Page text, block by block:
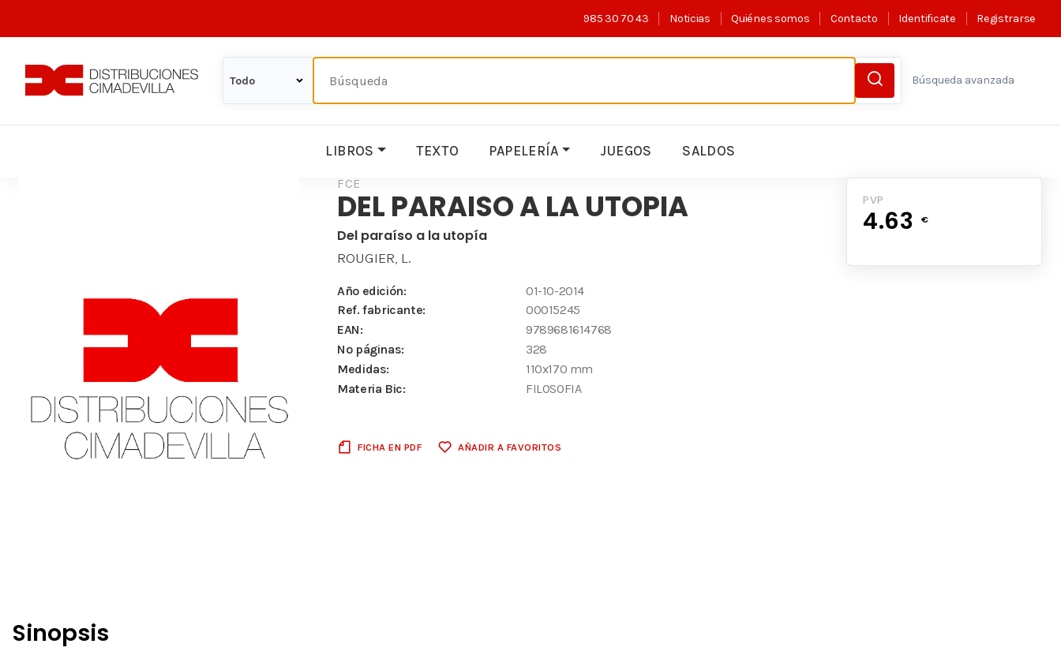
985 30 70 43 Noticias Quiénes somos Contacto Identificate Registrarse
Búsqueda avanzada
LIBROS TEXTO PAPELERÍA JUEGOS SALDOS
FCE
DEL PARAISO A LA UTOPIA
Del paraíso a la utopía
ROUGIER, L.
Año edición:
01-10-2014
Ref. fabricante:
00015245
EAN:
9789681614768
Nº páginas:
328
Medidas:
110x170 mm
Materia Bic:
FILOSOFIA
FICHA EN PDF AÑADIR A FAVORITOS
PVP
4.63 €
Sinopsis